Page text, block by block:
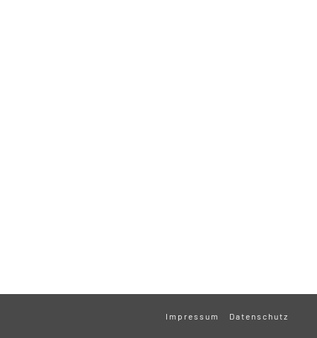
Impressum Datenschutz